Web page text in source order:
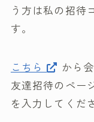
う方は私の招待
す。
こちら
から
友達招待のペー
を入力してくだ